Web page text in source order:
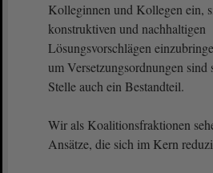
Kolleginnen und Kollegen ein,
konstruktiven und nachhaltigen
Lösungsvorschlägen
um Versetzungsordnungen sind
Stelle auch ein Bestandteil.
Wir als Koalitionsfraktionen
Ansätze, die sich im Kern